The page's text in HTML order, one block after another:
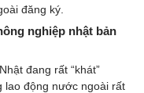
đăng ký.
nghiệp nhật bản
đang rất “khát”
lao động nước ngoài rất